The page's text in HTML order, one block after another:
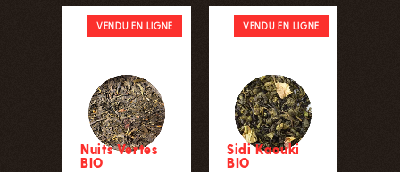
VENDU EN LIGNE
Nuits Vertes
BIO
VENDU EN LIGNE
Sidi Kaouki
BIO